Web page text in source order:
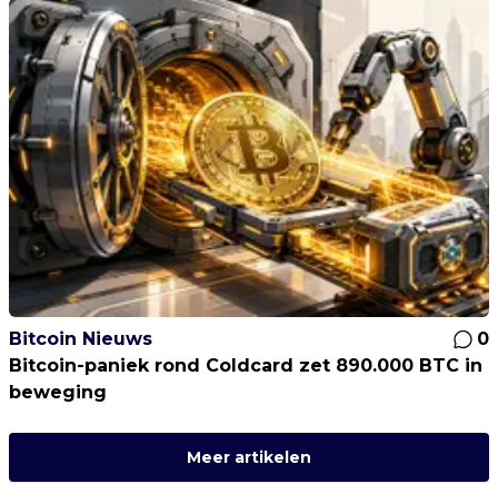
Bitcoin Nieuws
0
Bitcoin-paniek rond Coldcard zet 890.000 BTC in
beweging
Meer artikelen